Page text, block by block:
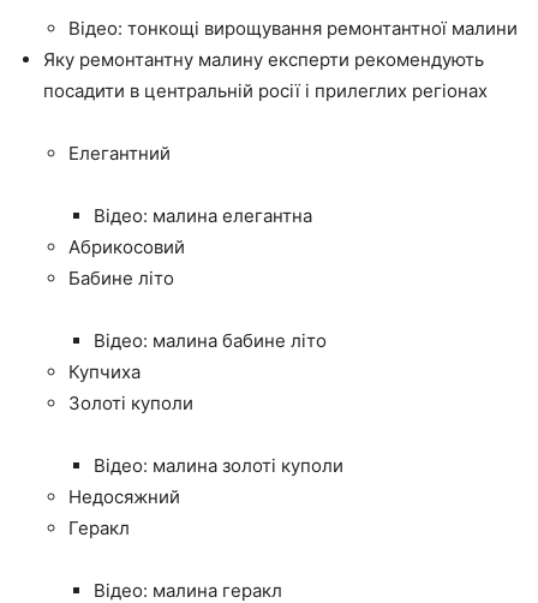
Відео: тонкощі вирощування ремонтантної малини
Яку ремонтантну малину експерти рекомендують
посадити в центральній росії і прилеглих регіонах
Елегантний
Відео: малина елегантна
Абрикосовий
Бабине літо
Відео: малина бабине літо
Купчиха
Золоті куполи
Відео: малина золоті куполи
Недосяжний
Геракл
Відео: малина геракл